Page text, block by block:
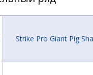
Strike Pro Giant Pig